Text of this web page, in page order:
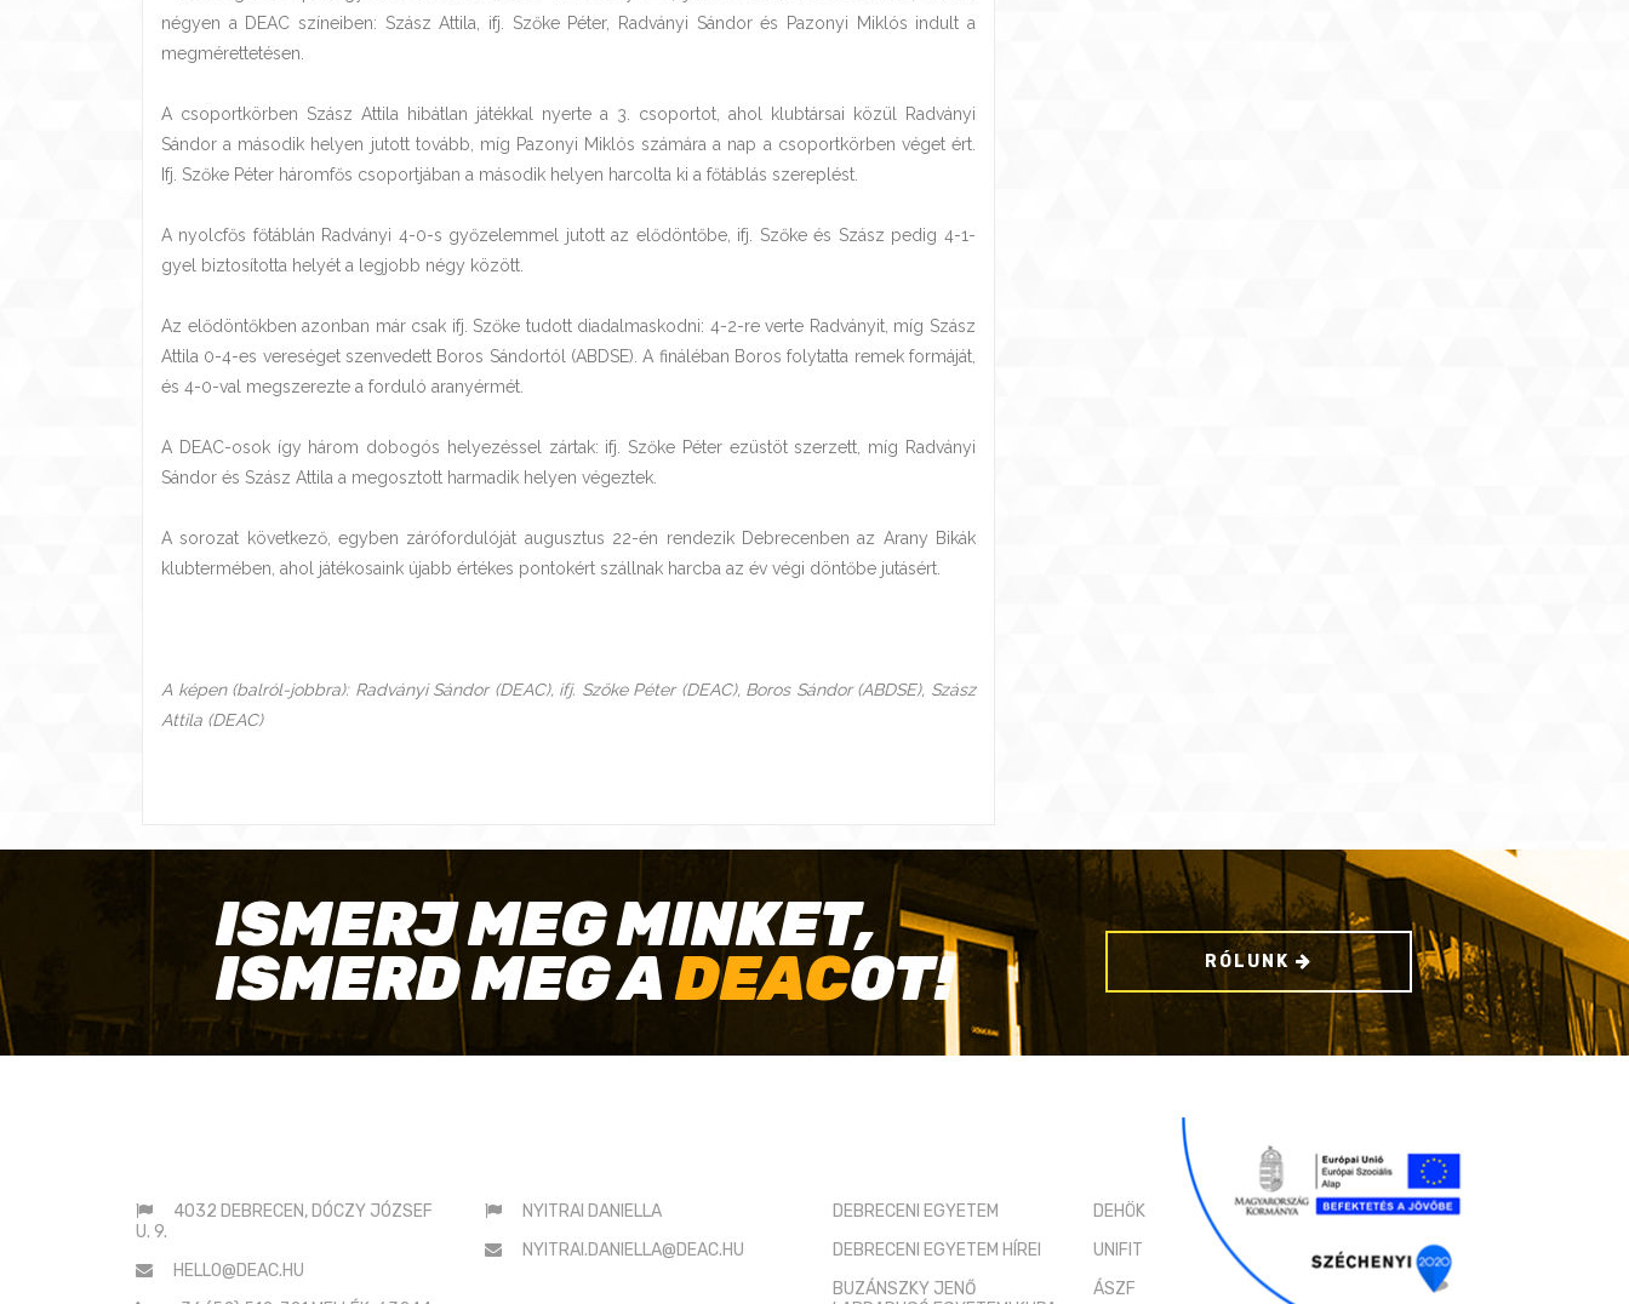
négyen a DEAC színeiben: Szász Attila, ifj. Szőke Péter, Radványi Sándor és Pazonyi Miklós indult a
megmérettetésen.
A csoportkörben Szász Attila hibátlan játékkal nyerte a 3. csoportot, ahol klubtársai közül Radványi
Sándor a második helyen jutott tovább, míg Pazonyi Miklós számára a nap a csoportkörben véget ért.
Ifj. Szőke Péter háromfős csoportjában a második helyen harcolta ki a főtáblás szereplést.
A nyolcfős főtáblán Radványi 4-0-s győzelemmel jutott az elődöntőbe, ifj. Szőke és Szász pedig 4-1-
gyel biztosította helyét a legjobb négy között.
Az elődöntőkben azonban már csak ifj. Szőke tudott diadalmaskodni: 4-2-re verte Radványit, míg Szász
Attila 0-4-es vereséget szenvedett Boros Sándortól (ABDSE). A fináléban Boros folytatta remek formáját,
és 4-0-val megszerezte a forduló aranyérmét.
A DEAC-osok így három dobogós helyezéssel zártak: ifj. Szőke Péter ezüstöt szerzett, míg Radványi
Sándor és Szász Attila a megosztott harmadik helyen végeztek.
A sorozat következő, egyben zárófordulóját augusztus 22-én rendezik Debrecenben az Arany Bikák
klubtermében, ahol játékosaink újabb értékes pontokért szállnak harcba az év végi döntőbe jutásért.
A képen (balról-jobbra): Radványi Sándor (DEAC), ifj. Szőke Péter (DEAC), Boros Sándor (ABDSE), Szász
Attila (DEAC)
ISMERJ MEG MINKET,
ISMERD MEG ADEACOT! RÓLUNK
4032 DEBRECEN, DÓCZY JÓZSEF
U. 9.
HELLO@DEAC.HU
NYITRAI DANIELLA
NYITRAI.DANIELLA@DEAC.HU
DEBRECENI EGYETEM
DEBRECENI EGYETEM HÍREI
BUZÁNSZKY JENŐ
DEHÖK
UNIFIT
ÁSZF